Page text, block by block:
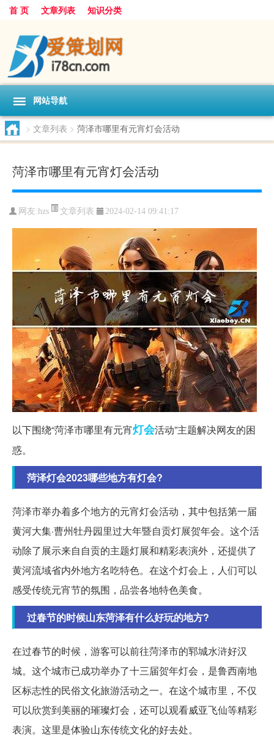
首 页 文章列表 知识分类
网站导航
> 文章列表 > 菏泽市哪里有元宵灯会活动
菏泽市哪里有元宵灯会活动
网友:hzs 文章列表 2024-02-14 09:41:17
以下围绕“菏泽市哪里有元宵灯会活动”主题解决网友的困
惑。
菏泽灯会2023哪些地方有灯会?
菏泽市举办着多个地方的元宵灯会活动，其中包括第一届
黄河大集·曹州牡丹园里过大年暨自贡灯展贺年会。这个活
动除了展示来自自贡的主题灯展和精彩表演外，还提供了
黄河流域省内外地方名吃特色。在这个灯会上，人们可以
感受传统元宵节的氛围，品尝各地特色美食。
过春节的时候山东菏泽有什么好玩的地方?
在过春节的时候，游客可以前往菏泽市的郓城水浒好汉
城。这个城市已成功举办了十三届贺年灯会，是鲁西南地
区标志性的民俗文化旅游活动之一。在这个城市里，不仅
可以欣赏到美丽的璀璨灯会，还可以观看威亚飞仙等精彩
表演。这里是体验山东传统文化的好去处。